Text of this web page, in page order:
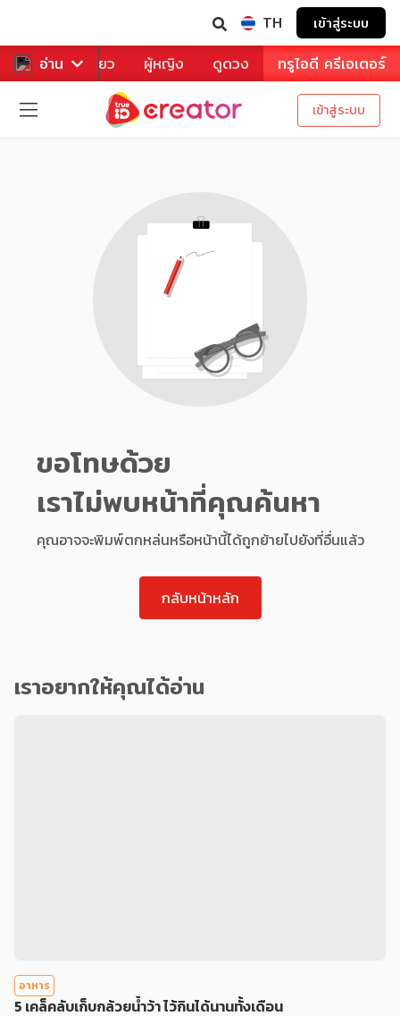
TH เข้าสู่ระบบ
อ่าน
หาร ท่องเที่ยว ผู้หญิง ดูดวง ทรูไอดี ครีเอเตอร์
เข้าสู่ระบบ
ขอโทษด้วย
เราไม่พบหน้าที่คุณค้นหา
คุณอาจจะพิมพ์ตกหล่นหรือหน้านี้ได้ถูกย้ายไปยังที่อื่นแล้ว
กลับหน้าหลัก
เราอยากให้คุณได้อ่าน
อาหาร
5 เคล็คลับเก็บกล้วยน้ำว้า ไว้กินได้นานทั้งเดือน